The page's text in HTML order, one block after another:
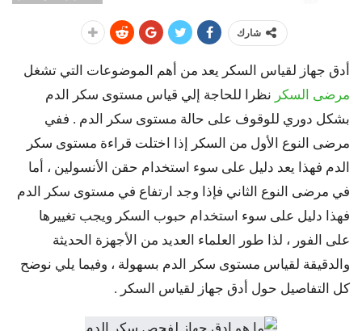
شارك
أدق جهاز لقياس السكر يعد من أهم الموضوعات التي تشغل
مرضى السكر نظرا للحاجة إلي قياس مستوى سكر الدم
بشكل دوري للوقوف على حالة مستوى سكر الدم . ففي
مرضى النوع الأول من السكر إذا اختلت قراءة مستوى سكر
الدم فهذا يعد دليل على سوء استخدام حقن الأنسولين ، أما
في مرضى النوع الثاني فإذا وجد ارتفاع في مستوى سكر الدم
فهذا دليل على سوء استخدام حبوب السكر ويجب تغييرها
على الفور ، لذا طور العلماء العديد من الأجهزة الحديثة
والدقيقة لقياس مستوى سكر الدم بسهولة ، وفيما يلي نوضح
كل التفاصيل حول أدق جهاز لقياس السكر .